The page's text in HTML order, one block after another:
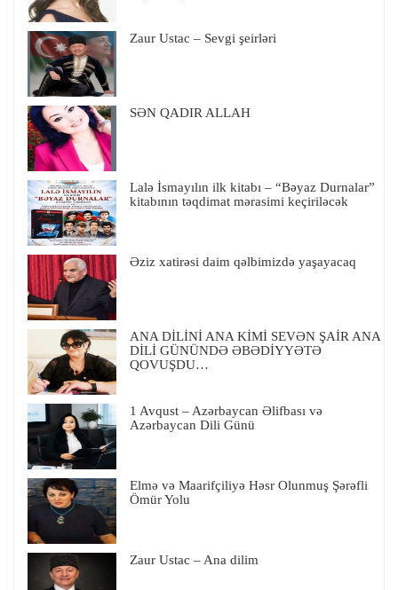
Zaur Ustac – Sevgi şeirləri
SƏN QADIR ALLAH
Lalə İsmayılın ilk kitabı – “Bəyaz Durnalar”
kitabının təqdimat mərasimi keçiriləcək
Əziz xatirəsi daim qəlbimizdə yaşayacaq
ANA DİLİNİ ANA KİMİ SEVƏN ŞAİR ANA
DİLİ GÜNÜNDƏ ƏBƏDİYYƏTƏ
QOVUŞDU…
1 Avqust – Azərbaycan Əlifbası və
Azərbaycan Dili Günü
Elmə və Maarifçiliyə Həsr Olunmuş Şərəfli
Ömür Yolu
Zaur Ustac – Ana dilim